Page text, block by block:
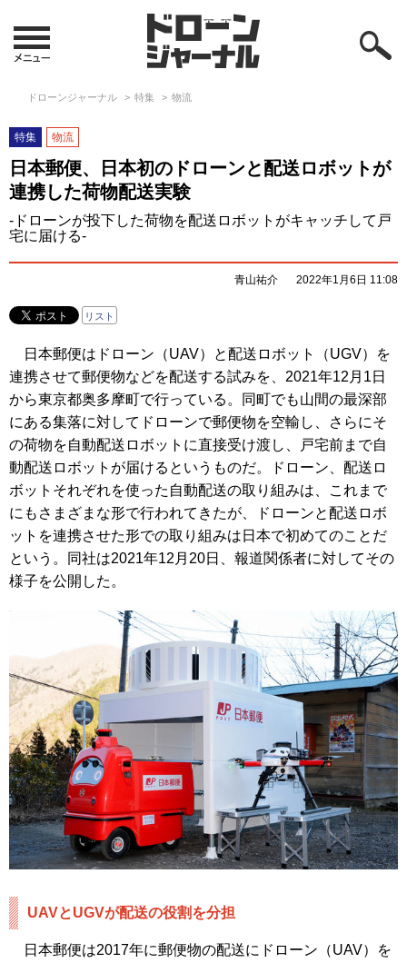
ドローンジャーナル 特集 物流
特集 物流
日本郵便、日本初のドローンと配送ロボットが
連携した荷物配送実験
-ドローンが投下した荷物を配送ロボットがキャッチして戸
宅に届ける-
青山祐介 2022年1月6日 11:08
リスト
日本郵便はドローン（UAV）と配送ロボット（UGV）を
連携させて郵便物などを配送する試みを、2021年12月1日
から東京都奥多摩町で行っている。同町でも山間の最深部
にある集落に対してドローンで郵便物を空輸し、さらにそ
の荷物を自動配送ロボットに直接受け渡し、戸宅前まで自
動配送ロボットが届けるというものだ。ドローン、配送ロ
ボットそれぞれを使った自動配送の取り組みは、これまで
にもさまざまな形で行われてきたが、ドローンと配送ロボ
ットを連携させた形での取り組みは日本で初めてのことだ
という。同社は2021年12月20日、報道関係者に対してその
様子を公開した。
UAVとUGVが配送の役割を分担
日本郵便は2017年に郵便物の配送にドローン（UAV）を